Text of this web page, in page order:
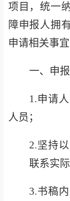
项目， 统一
障申报人拥
申请相关事
一、申
1.申请人
人员 ；
2.坚持以
联系实
3.书稿